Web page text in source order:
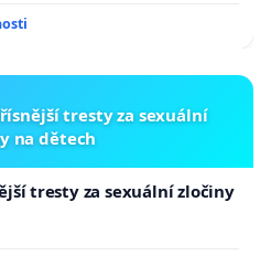
tresty za sexuální
na dětech
tresty za sexuální zločiny